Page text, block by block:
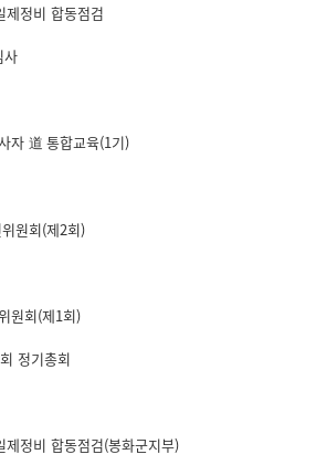
제정비 합동점검
사
자 道 통합교육(1기)
원회(제2회)
원회(제1회)
정기총회
정비 합동점검(봉화군지부)